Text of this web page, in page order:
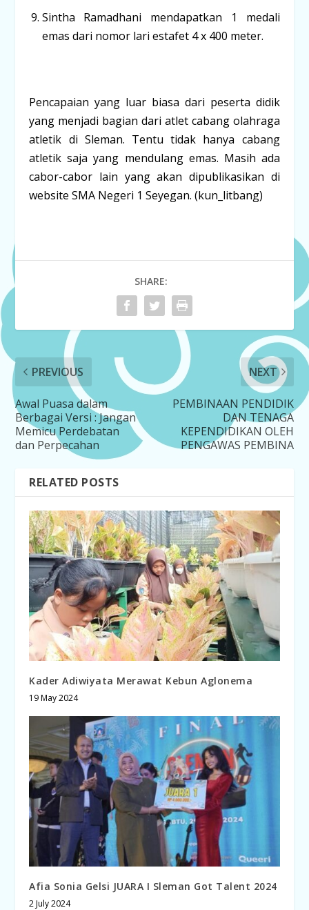
Sintha Ramadhani mendapatkan 1 medali
emas dari nomor lari estafet 4 x 400 meter.
Pencapaian yang luar biasa dari peserta didik
yang menjadi bagian dari atlet cabang olahraga
atletik di Sleman. Tentu tidak hanya cabang
atletik saja yang mendulang emas. Masih ada
cabor-cabor lain yang akan dipublikasikan di
website SMA Negeri 1 Seyegan. (kun_litbang)
SHARE:
PREVIOUS
Awal Puasa dalam
Berbagai Versi : Jangan
Memicu Perdebatan
dan Perpecahan
NEXT
PEMBINAAN PENDIDIK
DAN TENAGA
KEPENDIDIKAN OLEH
PENGAWAS PEMBINA
RELATED POSTS
Kader Adiwiyata Merawat Kebun Aglonema
19 May 2024
Afia Sonia Gelsi JUARA I Sleman Got Talent 2024
2 July 2024